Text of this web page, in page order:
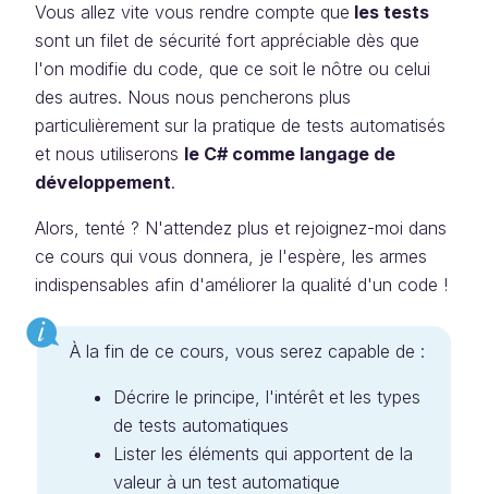
Vous allez vite vous rendre compte que les tests
sont un filet de sécurité fort appréciable dès que
l'on modifie du code, que ce soit le nôtre ou celui
des autres. Nous nous pencherons plus
particulièrement sur la pratique de tests automatisés
et nous utiliserons le C# comme langage de
développement.
Alors, tenté ? N'attendez plus et rejoignez-moi dans
ce cours qui vous donnera, je l'espère, les armes
indispensables afin d'améliorer la qualité d'un code !
À la fin de ce cours, vous serez capable de :
Décrire le principe, l'intérêt et les types
de tests automatiques
Lister les éléments qui apportent de la
valeur à un test automatique